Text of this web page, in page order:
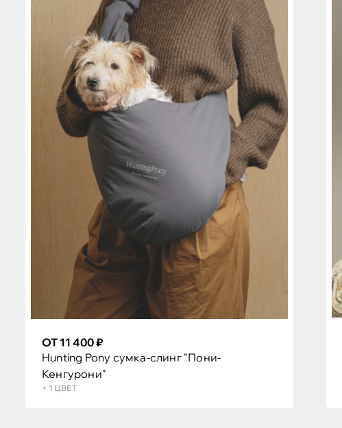
ОТ 11 400 ₽
Hunting Pony сумка-слинг "Пони-
Кенгурони"
+ 1 ЦВЕТ